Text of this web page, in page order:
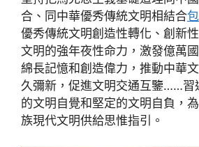
合、同中華優秀傳統文明相結合
優秀傳統文明創造性轉化、創新
文明的強年夜性命力，激發億萬
綿長記憶和創造偉力，推動中華
久彌新，促進文明交通互鑒……習
的文明自覺和堅定的文明自負，
族現代文明供給思惟指引。